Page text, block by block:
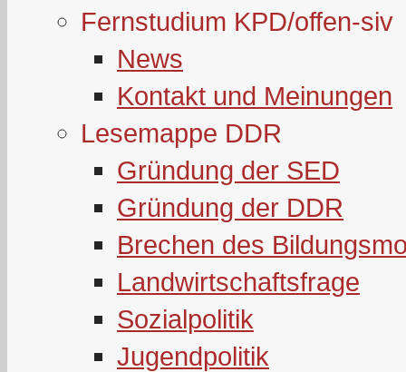
Fernstudium KPD/offen-siv
News
Kontakt und Meinungen
Lesemappe DDR
Gründung der SED
Gründung der DDR
Brechen des
Landwirtschaftsfrage
Sozialpolitik
Jugendpolitik